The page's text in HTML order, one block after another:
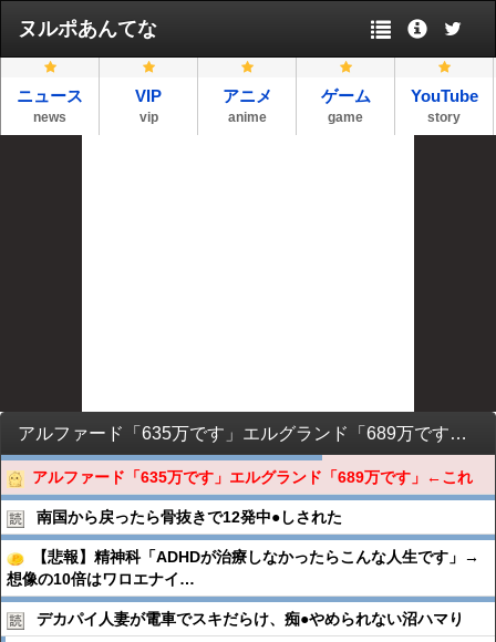
ヌルポあんてな
ニュース
news
VIP
vip
アニメ
anime
ゲーム
game
YouTube
story
アルファード「635万です」エルグランド「689万です」←これ
アルファード「635万です」エルグランド「689万です」←これ
南国から戻ったら骨抜きで12発中●︎しされた
【悲報】精神科「ADHDが治療しなかったらこんな人生です」→
想像の10倍はワロエナイ…
デカパイ人妻が電車でスキだらけ、痴●︎やめられない沼ハマり